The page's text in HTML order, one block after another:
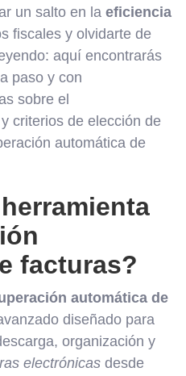
un salto en la eficiencia
fiscales y olvidarte de
aquí encontrarás
paso y con
sobre el
criterios de elección de
automática de
facturas?
automática de
diseñado para
organización y
electrónicas desde